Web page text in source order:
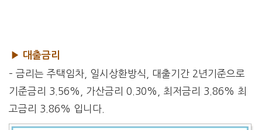
▶ 대출금리
– 금리는 주택임차, 일시상환방식, 대출기간 2년기준으로
기준금리 3.56%, 가산금리 0.30%, 최저금리 3.86% 최
고금리 3.86% 입니다.